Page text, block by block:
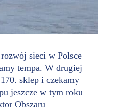
sieci w Polsce
tempa. W drugiej
sklep i czekamy
jeszcze w tym roku –
Obszaru